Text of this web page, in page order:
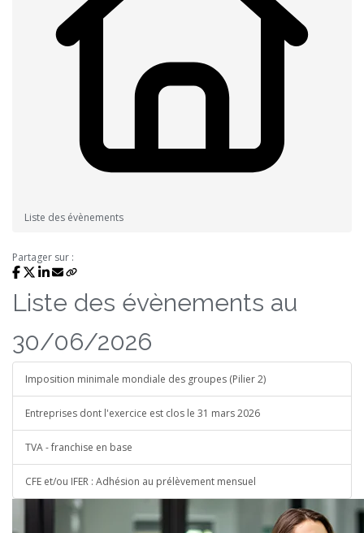
Liste des évènements
Partager sur :
Liste des évènements au
30/06/2026
Imposition minimale mondiale des groupes (Pilier 2)
Entreprises dont l'exercice est clos le 31 mars 2026
TVA - franchise en base
CFE et/ou IFER : Adhésion au prélèvement mensuel